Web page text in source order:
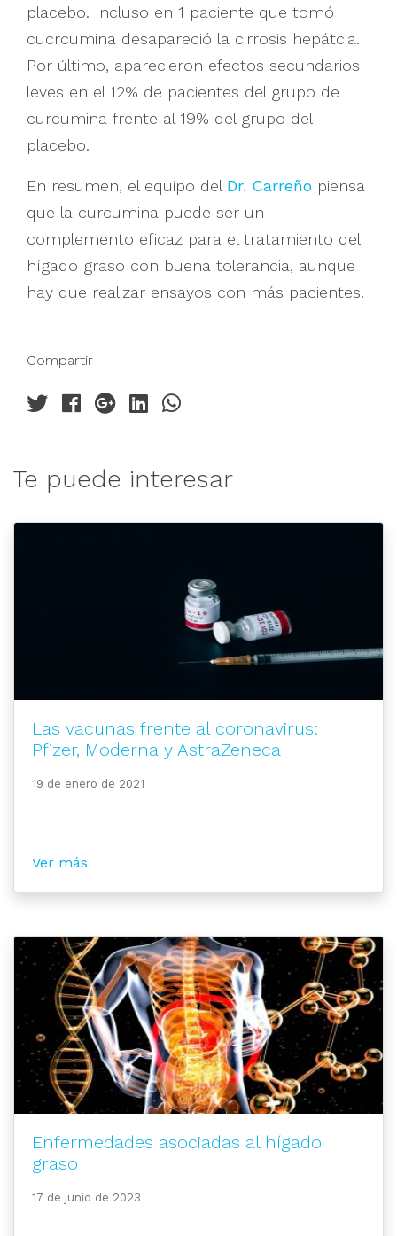
placebo. Incluso en 1 paciente que tomó
cucrcumina desapareció la cirrosis hepátcia.
Por último, aparecieron efectos secundarios
leves en el 12% de pacientes del grupo de
curcumina frente al 19% del grupo del
placebo.
En resumen, el equipo del Dr. Carreño piensa
que la curcumina puede ser un
complemento eficaz para el tratamiento del
hígado graso con buena tolerancia, aunque
hay que realizar ensayos con más pacientes.
Compartir
Te puede interesar
Las vacunas frente al coronavirus:
Pfizer, Moderna y AstraZeneca
19 de enero de 2021
Ver más
Enfermedades asociadas al hígado
graso
17 de junio de 2023